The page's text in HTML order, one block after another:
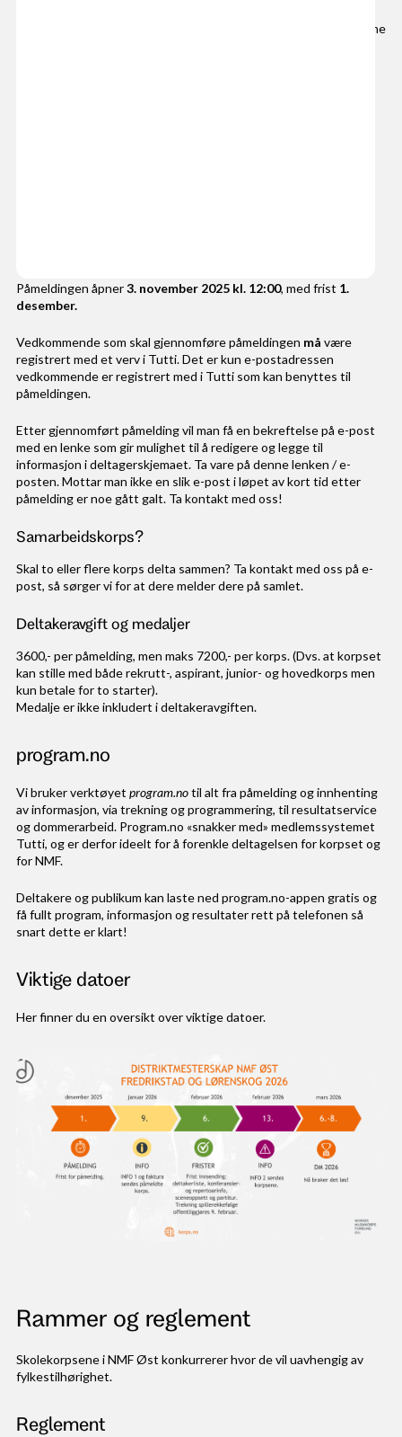
Spillerekkefølgen ble trukket 9. februar og sendt korpsene samme
Påmeldingen åpner3. november 2025 kl. 12:00, med frist 1.
desember.
Vedkommende som skal gjennomføre påmeldingen må være
registrert med et verv i Tutti. Det er kun e-postadressen
vedkommende er registrert med i Tutti som kan benyttes til
påmeldingen.
Etter gjennomført påmelding vil man få en bekreftelse på e-post
med en lenke som gir mulighet til å redigere og legge til
informasjon i deltagerskjemaet. Ta vare på denne lenken / e-
posten. Mottar man ikke en slik e-post i løpet av kort tid etter
påmelding er noe gått galt. Ta kontakt med oss!
Samarbeidskorps?
Skal to eller flere korps delta sammen? Ta kontakt med oss på e-
post, så sørger vi for at dere melder dere på samlet.
Deltakeravgift og medaljer
3600,- per påmelding, men maks 7200,- per korps. (Dvs. at korpset
kan stille med både rekrutt-, aspirant, junior- og hovedkorps men
kun betale for to starter).
Medalje er ikke inkludert i deltakeravgiften.
program.no
Vi bruker verktøyet program.notil alt fra påmelding og innhenting
av informasjon, via trekning og programmering, til resultatservice
og dommerarbeid. Program.no «snakker med» medlemssystemet
Tutti, og er derfor ideelt for å forenkle deltagelsen for korpset og
for NMF.
Deltakere og publikum kan laste ned program.no-appen gratis og
få fullt program, informasjon og resultater rett på telefonen så
snart dette er klart!
Viktige datoer
Her finner du en oversikt over viktige datoer.
Rammer og reglement
Skolekorpsene i NMF Øst konkurrerer hvor de vil uavhengig av
fylkestilhørighet.
Reglement